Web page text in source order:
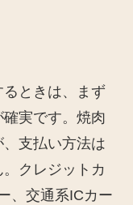
ときは、まず
実です。焼肉
支払い方法は
クレジットカ
、交通系ICカー